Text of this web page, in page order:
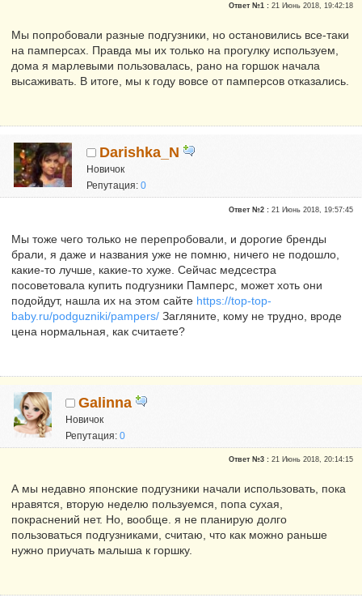
Ответ №1 :21 Июнь 2018, 19:42:18
Мы попробовали разные подгузники, но остановились все-таки
на памперсах. Правда мы их только на прогулку используем,
дома я марлевыми пользовалась, рано на горшок начала
высаживать. В итоге, мы к году вовсе от памперсов отказались.
Darishka_N
Новичок
Репутация: 0
Ответ №2 :21 Июнь 2018, 19:57:45
Мы тоже чего только не перепробовали, и дорогие бренды
брали, я даже и названия уже не помню, ничего не подошло,
какие-то лучше, какие-то хуже. Сейчас медсестра
посоветовала купить подгузники Памперс, может хоть они
подойдут, нашла их на этом сайте https://top-top-
baby.ru/podguzniki/pampers/ Загляните, кому не трудно, вроде
цена нормальная, как считаете?
Galinna
Новичок
Репутация: 0
Ответ №3 :21 Июнь 2018, 20:14:15
А мы недавно японские подгузники начали использовать, пока
нравятся, вторую неделю пользуемся, попа сухая,
покраснений нет. Но, вообще. я не планирую долго
пользоваться подгузниками, считаю, что как можно раньше
нужно приучать малыша к горшку.